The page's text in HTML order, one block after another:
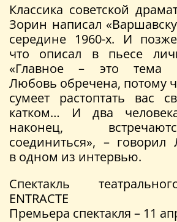
Классика советской
Зорин написал
середине 1960-х. И
что описал в пьесе
«Главное – это тема
Любовь обречена, потому
сумеет растоптать вас
катком… И два
наконец,
соединиться», –
в одном из интервью.
Спектакль
ENTRACTE
Премьера спектакля – 11